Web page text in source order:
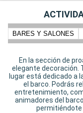
BARES Y SALONES
En la sección de
elegante decoración.
lugar está dedicado a
el barco. Podrás
entretenimiento,
animadores del
permitiéndote